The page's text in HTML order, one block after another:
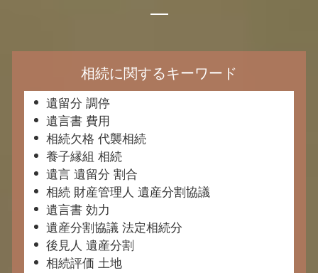
相続に関するキーワード
遺留分 調停
遺言書 費用
相続欠格 代襲相続
養子縁組 相続
遺言 遺留分 割合
相続 財産管理人 遺産分割協議
遺言書 効力
遺産分割協議 法定相続分
後見人 遺産分割
相続評価 土地